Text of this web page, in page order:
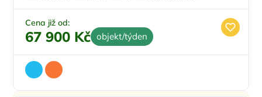
Zvířata povolena
Cena již od:
67 900 Kč objekt/týden